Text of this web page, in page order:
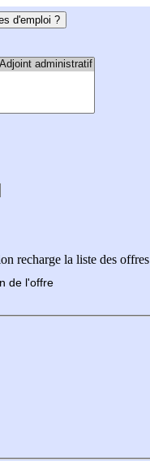
d'emploi ?
recharge la liste des offres
de l'offre